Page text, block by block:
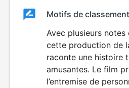
ClassementClassement
Motifs de classement
Avec plusieurs notes
cette production de
raconte une histoire
amusantes. Le film
l’entremise de